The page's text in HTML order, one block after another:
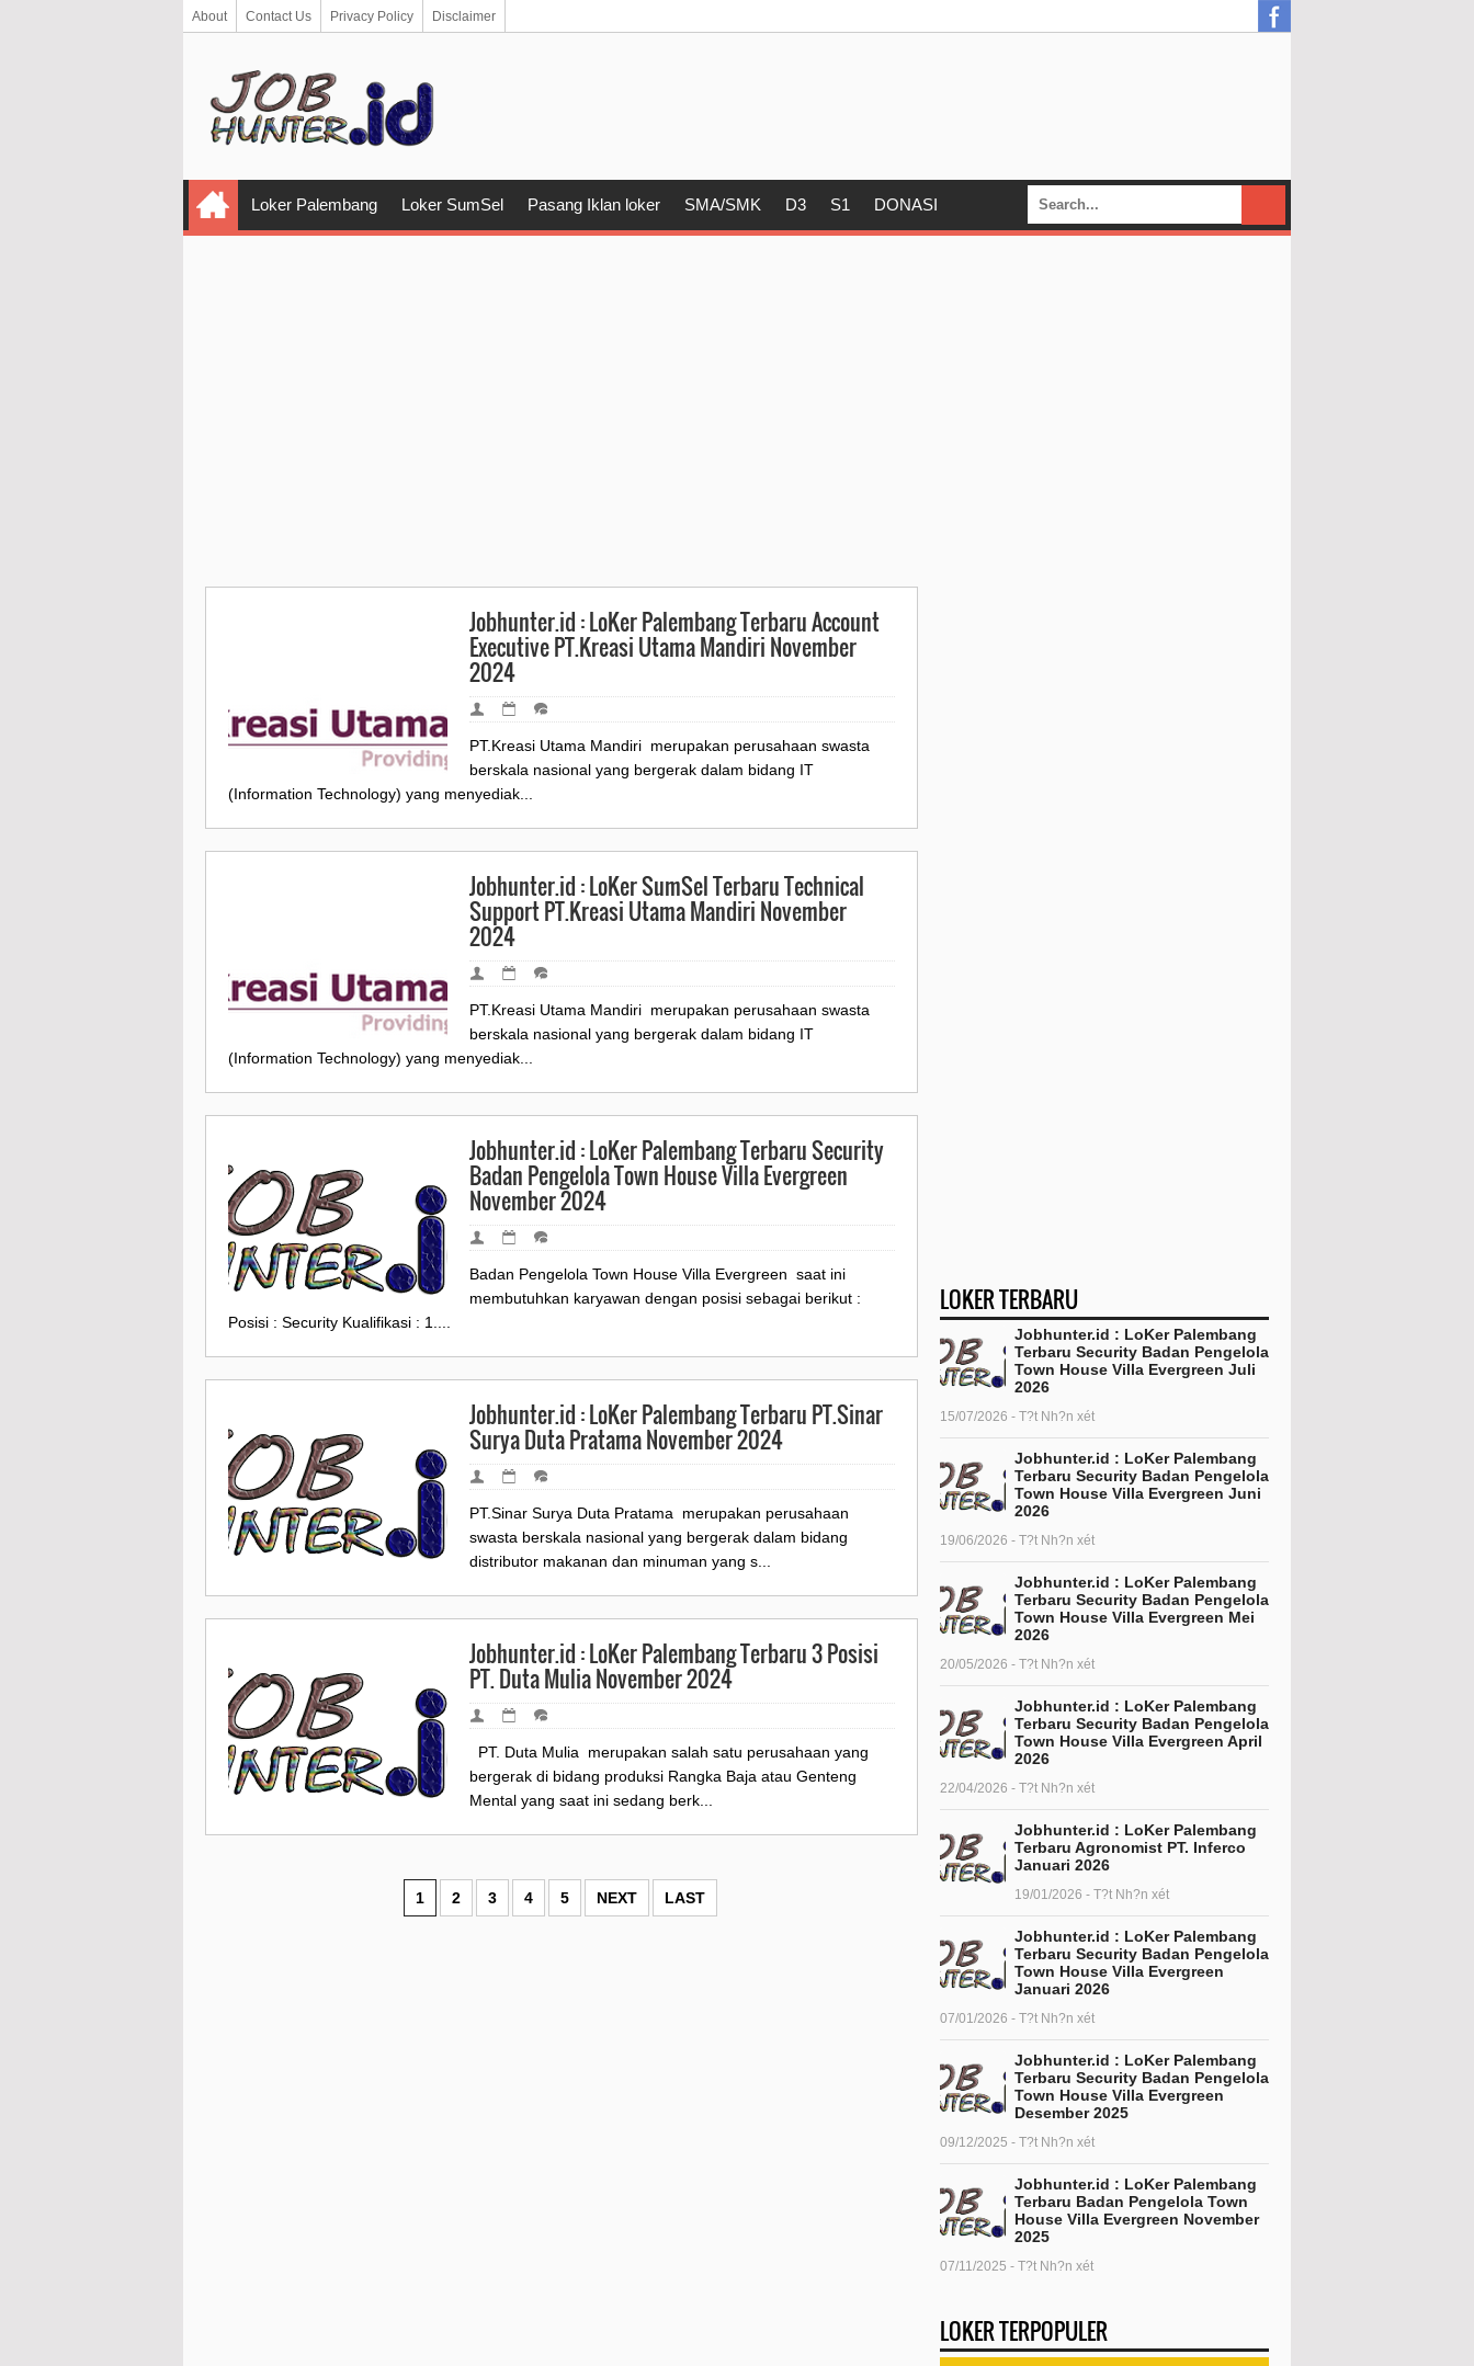
About Contact Us Privacy Policy Disclaimer
Loker Palembang Loker SumSel Pasang Iklan loker SMA/SMK D3 S1 DONASI
Jobhunter.id : LoKer Palembang Terbaru Account
Executive PT.Kreasi Utama Mandiri November
2024
PT.Kreasi Utama Mandiri merupakan perusahaan swasta
berskala nasional yang bergerak dalam bidang IT
(Information Technology) yang menyediak...
Jobhunter.id : LoKer SumSel Terbaru Technical
Support PT.Kreasi Utama Mandiri November
2024
PT.Kreasi Utama Mandiri merupakan perusahaan swasta
berskala nasional yang bergerak dalam bidang IT
(Information Technology) yang menyediak...
Jobhunter.id : LoKer Palembang Terbaru Security
Badan Pengelola Town House Villa Evergreen
November 2024
Badan Pengelola Town House Villa Evergreen saat ini
membutuhkan karyawan dengan posisi sebagai berikut :
Posisi : Security Kualifikasi : 1....
Jobhunter.id : LoKer Palembang Terbaru PT.Sinar
Surya Duta Pratama November 2024
PT.Sinar Surya Duta Pratama merupakan perusahaan
swasta berskala nasional yang bergerak dalam bidang
distributor makanan dan minuman yang s...
Jobhunter.id : LoKer Palembang Terbaru 3 Posisi
PT. Duta Mulia November 2024
PT. Duta Mulia merupakan salah satu perusahaan yang
bergerak di bidang produksi Rangka Baja atau Genteng
Mental yang saat ini sedang berk...
1 2 3 4 5 NEXT LAST
LOKER TERBARU
Jobhunter.id : LoKer Palembang
Terbaru Security Badan Pengelola
Town House Villa Evergreen Juli
2026
15/07/2026 - T?t Nh?n xét
Jobhunter.id : LoKer Palembang
Terbaru Security Badan Pengelola
Town House Villa Evergreen Juni
2026
19/06/2026 - T?t Nh?n xét
Jobhunter.id : LoKer Palembang
Terbaru Security Badan Pengelola
Town House Villa Evergreen Mei
2026
20/05/2026 - T?t Nh?n xét
Jobhunter.id : LoKer Palembang
Terbaru Security Badan Pengelola
Town House Villa Evergreen April
2026
22/04/2026 - T?t Nh?n xét
Jobhunter.id : LoKer Palembang
Terbaru Agronomist PT. Inferco
Januari 2026
19/01/2026 - T?t Nh?n xét
Jobhunter.id : LoKer Palembang
Terbaru Security Badan Pengelola
Town House Villa Evergreen
Januari 2026
07/01/2026 - T?t Nh?n xét
Jobhunter.id : LoKer Palembang
Terbaru Security Badan Pengelola
Town House Villa Evergreen
Desember 2025
09/12/2025 - T?t Nh?n xét
Jobhunter.id : LoKer Palembang
Terbaru Badan Pengelola Town
House Villa Evergreen November
2025
07/11/2025 - T?t Nh?n xét
LOKER TERPOPULER